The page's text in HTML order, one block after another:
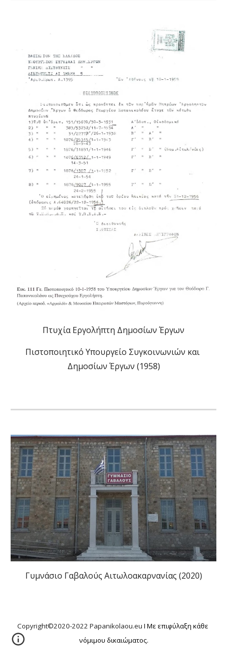
Πτυχία Εργολήπτη Δημοσίων Έργων
Πιστοποιητικό Υπουργείο Συγκοινωνιών και
Δημοσίων Έργων (1958)
Γυμνάσιο Γαβαλούς Αιτωλοακαρνανίας (2020)
Copyright©2020-2022 Papanikolaou.eu I Με επιφύλαξη κάθε
νόμιμου δικαιώματος.